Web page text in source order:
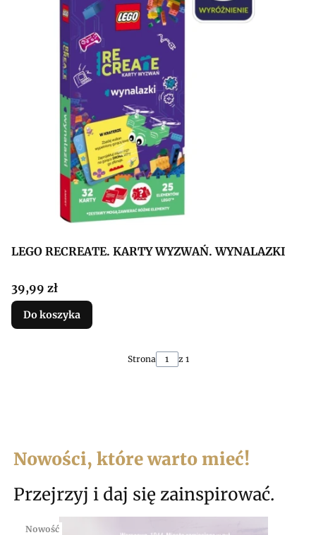
LEGO RECREATE. KARTY WYZWAŃ. WYNALAZKI
Cena
39,99 zł
Do koszyka
Strona z 1
Nowości, które warto mieć!
Przejrzyj i daj się zainspirować.
Nowość